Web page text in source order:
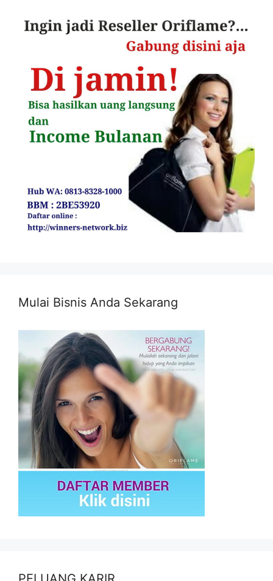
Mulai Bisnis Anda Sekarang